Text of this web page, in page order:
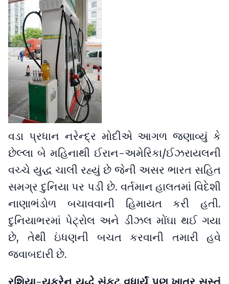
વડા પ્રધાન નરેન્દ્ર મોદીએ આગળ જણાવ્યું કે
છેલ્લા બે મહિનાથી ઈરાન-અમેરિકા/ઈઝરાયલની
વચ્ચે યુદ્ધ ચાલી રહ્યું છે જેની અસર ભારત સહિત
સમગ્ર દુનિયા પર પડી છે. વર્તમાન હાલતમાં વિદેશી
નાણાભંડોળ બચાવવાની હિમાયત કરી હતી.
દુનિયાભરમાં પેટ્રોલ અને ડીઝલ મોંઘા થઈ ગયા
છે, તેથી ઇંધણની બચત કરવાની તમારી હવે
જવાબદારી છે.